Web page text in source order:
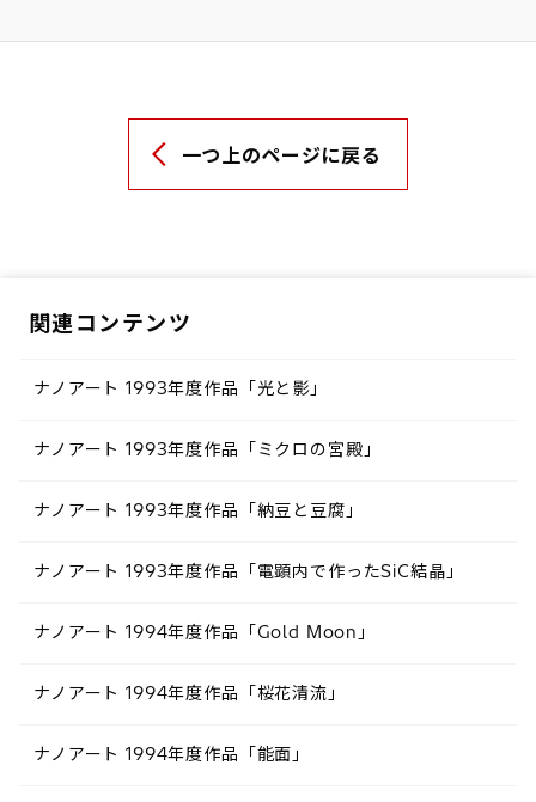
一つ上のページに戻る
関連コンテンツ
ナノアート 1993年度作品「光と影」
ナノアート 1993年度作品「ミクロの宮殿」
ナノアート 1993年度作品「納豆と豆腐」
ナノアート 1993年度作品「電顕内で作ったSiC結晶」
ナノアート 1994年度作品「Gold Moon」
ナノアート 1994年度作品「桜花清流」
ナノアート 1994年度作品「能面」